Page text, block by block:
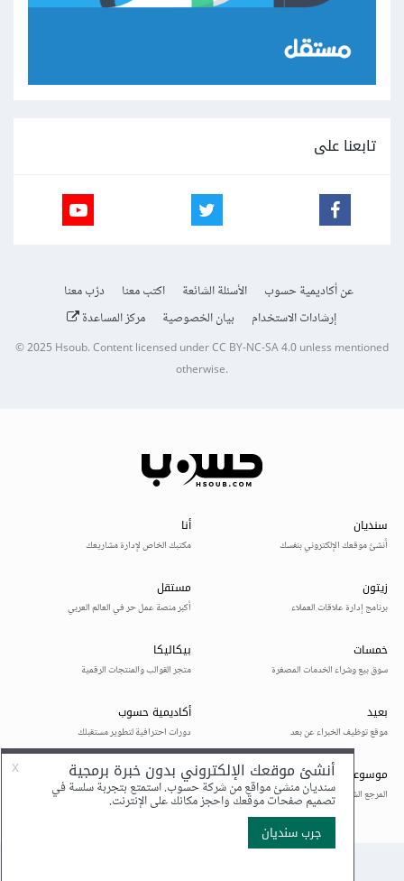
تابعنا على
عن أكاديمية حسوب الأسئلة الشائعة اكتب معنا
درّب معنا
إرشادات الاستخدام
بيان الخصوصية مركز المساعدة
© 2025Hsoub.Content licensed underCC BY-NC-SA 4.0unless mentioned
otherwise.